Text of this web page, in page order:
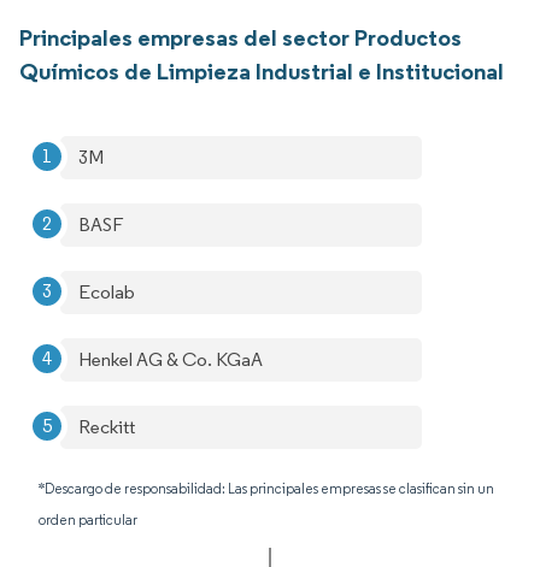
Principales empresas del sector Productos
Químicos de Limpieza Industrial e Institucional
3M
BASF
Ecolab
Henkel AG & Co. KGaA
Reckitt
*Descargo de responsabilidad: Las principales empresas se clasifican sin un
orden particular